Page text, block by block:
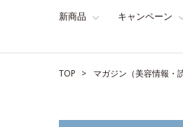
新商品 キャンペーン
TOP マガジン（美容情報・